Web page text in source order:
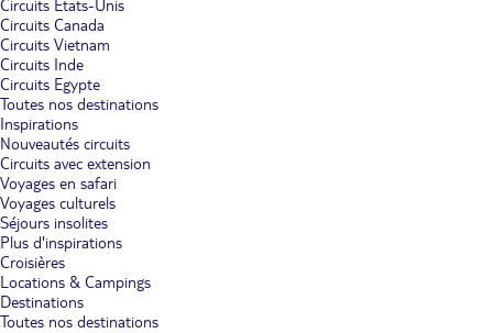
Circuits Etats-Unis
Circuits Canada
Circuits Vietnam
Circuits Inde
Circuits Egypte
Toutes nos destinations
Inspirations
Nouveautés circuits
Circuits avec extension
Voyages en safari
Voyages culturels
Séjours insolites
Plus d'inspirations
Croisières
Locations & Campings
Destinations
Toutes nos destinations